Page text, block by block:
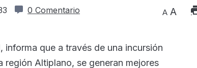
0 Comentario A A
informa que a través de una incursión
Altiplano, se generan mejores